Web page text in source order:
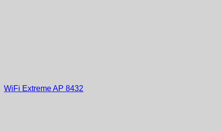
WiFi Extreme AP 8432